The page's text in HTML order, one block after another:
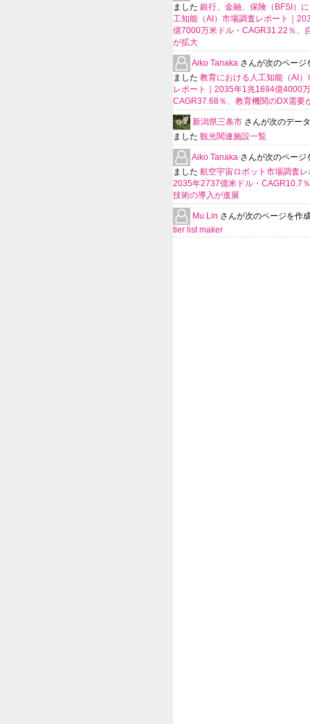
ました 銀行、金融、保険（BFSI）
工知能（AI）市場調査レポート｜
億7000万米ドル・CAGR31.22％、
が拡大
Aiko Tanaka さんが次のページ
ました 教育における人工知能（AI）
レポート｜2035年1兆1694億4000
CAGR37.68％、教育機関のDX需要
新潟県三条市 さんが次のデー
ました 観光関連施設一覧
Aiko Tanaka さんが次のページ
ました 航空宇宙ロボット市場調査レ
2035年2737億米ドル・CAGR10.7
技術の導入が進展
Mu Lin さんが次のページを作
tier list maker